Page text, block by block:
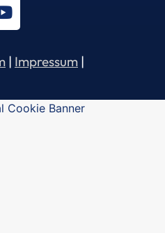
| Impressum |
Cookie Banner